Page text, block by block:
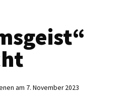
am 7. November 2023